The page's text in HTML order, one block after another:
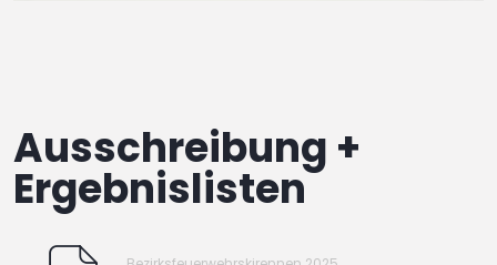
Ausschreibung +
Ergebnislisten